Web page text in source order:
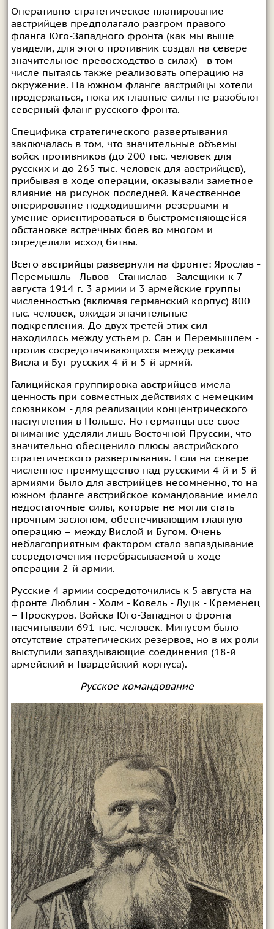
Оперативно-стратегическое планирование
австрийцев предполагало разгром правого
фланга Юго-Западного фронта (как мы выше
увидели, для этого противник создал на севере
значительное превосходство в силах) - в том
числе пытаясь также реализовать операцию на
окружение. На южном фланге австрийцы хотели
продержаться, пока их главные силы не разобьют
северный фланг русского фронта.
Специфика стратегического развертывания
заключалась в том, что значительные объемы
войск противников (до 200 тыс. человек для
русских и до 265 тыс. человек для австрийцев),
прибывая в ходе операции, оказывали заметное
влияние на рисунок последней. Качественное
оперирование подходившими резервами и
умение ориентироваться в быстроменяющейся
обстановке встречных боев во многом и
определили исход битвы.
Всего австрийцы развернули на фронте: Ярослав -
Перемышль - Львов - Станислав - Залещики к 7
августа 1914 г. 3 армии и 3 армейские группы
численностью (включая германский корпус) 800
тыс. человек, ожидая значительные
подкрепления. До двух третей этих сил
находилось между устьем р. Сан и Перемышлем -
против сосредотачивающихся между pеками
Висла и Буг русских 4-й и 5-й армий.
Галицийская группировка австрийцев имела
ценность при совместных действиях с немецким
союзником - для реализации концентрического
наступления в Польше. Но германцы все свое
внимание уделяли лишь Восточной Пруссии, что
значительно обесценило плюсы австрийского
стратегического развертывания. Если на севере
численное преимущество над русскими 4-й и 5-й
армиями было для австрийцев несомненно, то на
южном фланге австрийское командование имело
недостаточные силы, которые не могли стать
прочным заслоном, обеспечивающим главную
операцию – между Вислой и Бугом. Очень
неблагоприятным фактором стало запаздывание
сосредоточения перебрасываемой в ходе
операции 2-й армии.
Русские 4 армии сосредоточились к 5 августа на
фронте Люблин - Холм - Ковель - Луцк - Кременец
– Проскуров. Войска Юго-Западного фронта
насчитывали 691 тыс. человек. Минусом было
отсутствие стратегических резервов, но в их роли
выступили запаздывающие соединения (18-й
армейский и Гвардейский корпуса).
Русское командование